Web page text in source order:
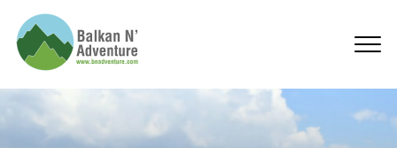
Feierlichkeiten zum